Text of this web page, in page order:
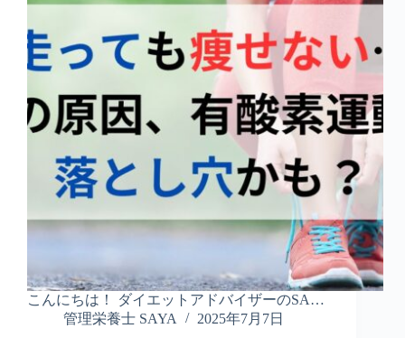
こんにちは！ ダイエットアドバイザーのSA…
管理栄養士 SAYA
2025年7月7日